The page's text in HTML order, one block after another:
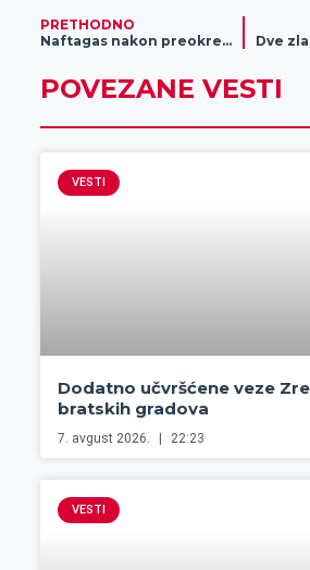
PRETHODNO
Naftagas nakon preokreta savladao OFK Bečej
POVEZANE VESTI
VESTI
Dodatno učvršćene veze
bratskih gradova
7. avgust 2026. 22:23
VESTI